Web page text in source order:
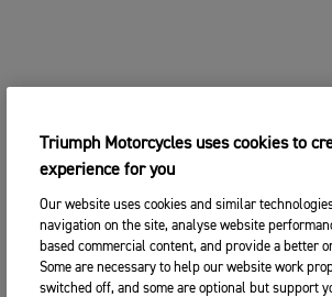
Triumph Motorcycles uses cookies to
experience for you
Our website uses cookies and similar
navigation on the site, analyse website
based commercial content, and provide a better
Some are necessary to help our website work
switched off, and some are optional but support